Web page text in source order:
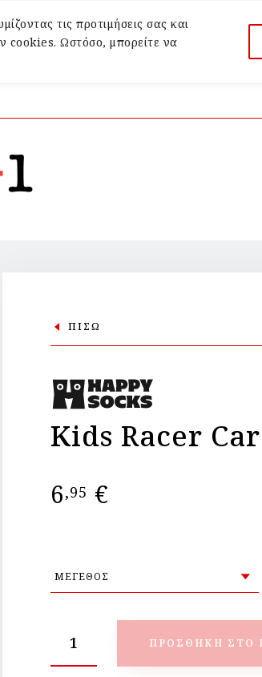
τις προτιμήσεις σας και
cookies. Ωστόσο, μπορείτε να
ΠΙΣΩ
Kids Racer
6,95 €
ΠΡΟΣΘΉΚΗ ΣΤΟ